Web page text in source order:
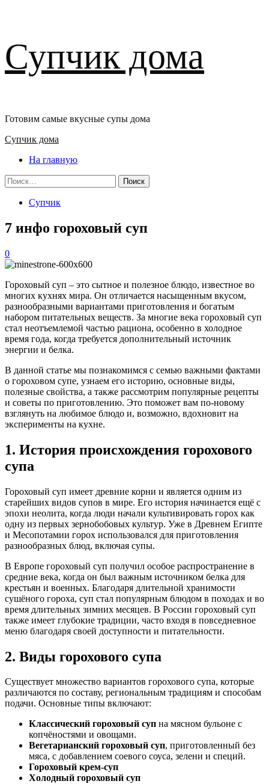
к
содержимому
Супчик дома
Готовим самые вкусные супы дома
Основное
Супчик дома
На главную
Найти:
Супчик
7 инфо гороховый суп
0
Гороховый суп – это сытное и полезное блюдо, известное во
многих кухнях мира. Он отличается насыщенным вкусом,
разнообразными вариантами приготовления и богатым
набором питательных веществ. За многие века гороховый суп
стал неотъемлемой частью рациона, особенно в холодное
время года, когда требуется дополнительный источник
энергии и белка.
В данной статье мы познакомимся с семью важными фактами
о гороховом супе, узнаем его историю, основные виды,
полезные свойства, а также рассмотрим популярные рецепты
и советы по приготовлению. Это поможет вам по-новому
взглянуть на любимое блюдо и, возможно, вдохновит на
эксперименты на кухне.
1. История происхождения горохового
супа
Гороховый суп имеет древние корни и является одним из
старейших видов супов в мире. Его история начинается ещё с
эпохи неолита, когда люди начали культивировать горох как
одну из первых зернобобовых культур. Уже в Древнем Египте
и Месопотамии горох использовался для приготовления
разнообразных блюд, включая супы.
В Европе гороховый суп получил особое распространение в
средние века, когда он был важным источником белка для
крестьян и военных. Благодаря длительной хранимости
сушёного гороха, суп стал популярным блюдом в походах и во
время длительных зимних месяцев. В России гороховый суп
также имеет глубокие традиции, часто входя в повседневное
меню благодаря своей доступности и питательности.
2. Виды горохового супа
Существует множество вариантов горохового супа, которые
различаются по составу, региональным традициям и способам
подачи. Основные типы включают:
Классический гороховый суп на мясном бульоне с
копчёностями и овощами.
Вегетарианский гороховый суп, приготовленный без
мяса, с добавлением соевого соуса, зелени и специй.
Гороховый крем-суп
Холодный гороховый суп